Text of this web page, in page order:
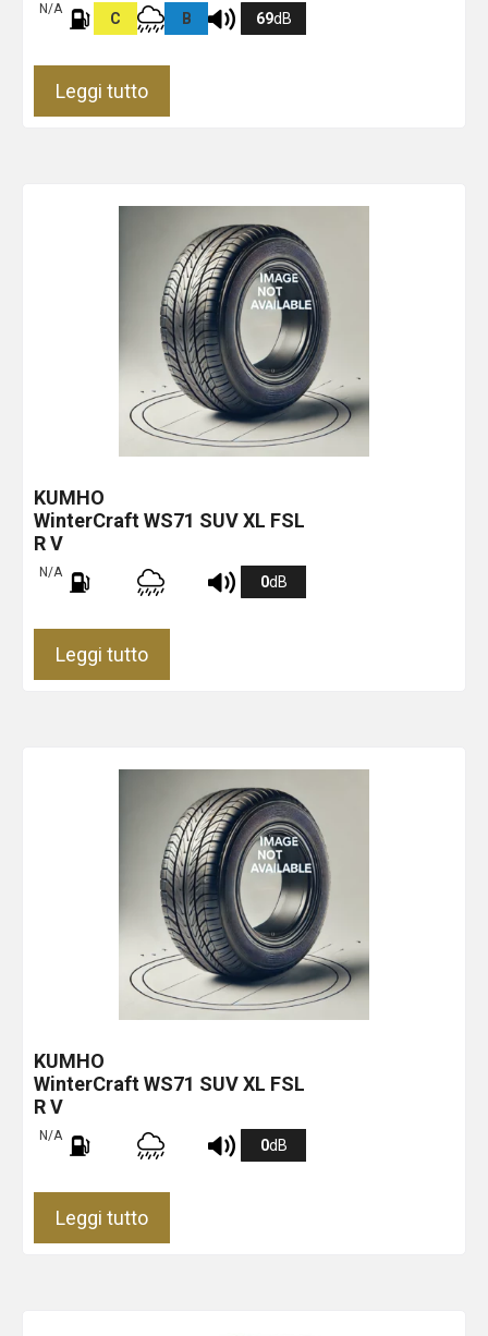
N/A
C B 69dB
Leggi tutto
KUMHO
WinterCraft WS71 SUV XL FSL
R V
N/A
0dB
Leggi tutto
KUMHO
WinterCraft WS71 SUV XL FSL
R V
N/A
0dB
Leggi tutto